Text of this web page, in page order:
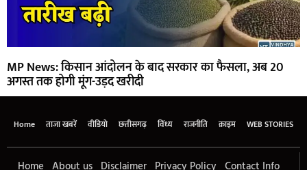
MP News: किसान आंदोलन के बाद सरकार का फैसला, अब 20
अगस्त तक होगी मूंग-उड़द खरीदी
Home ताजा खबरें वीडियो छत्तीसगढ़ विंध्य राजनीति क्राइम WEB STORIES
Home About us Disclaimer Privacy Policy Contact Info